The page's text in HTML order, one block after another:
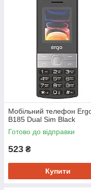
Мобiльний телефон
B185 Dual Sim Black
Готово до відправки
523 ₴
Купити